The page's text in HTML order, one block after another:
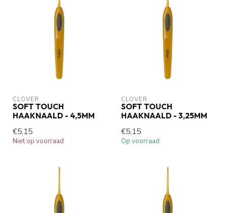
CLOVER
SOFT TOUCH
HAAKNAALD - 4,5MM
€5,15
Niet op voorraad
CLOVER
SOFT TOUCH
HAAKNAALD - 3,25MM
€5,15
Op voorraad